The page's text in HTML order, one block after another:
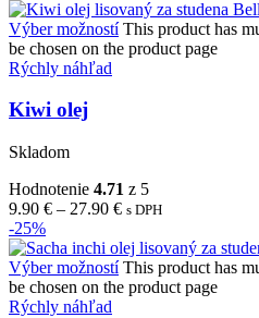
Výber možností This product has
be chosen on the product page
Rýchly náhľad
Kiwi olej
Skladom
Hodnotenie 4.71 z 5
9.90 € – 27.90 € s DPH
-25%
Výber možností This product has
be chosen on the product page
Rýchly náhľad